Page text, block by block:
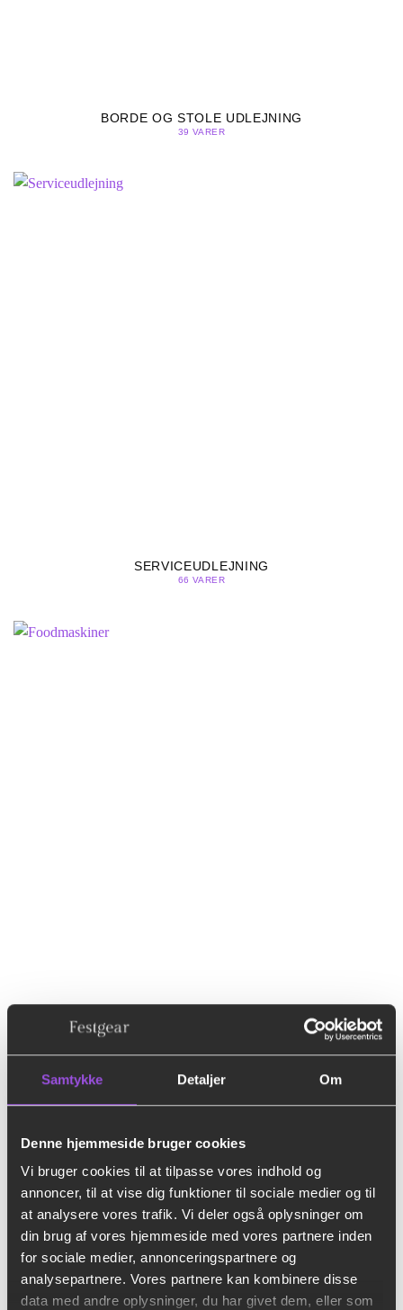
Samtykke Detaljer Om
Denne hjemmeside bruger cookies
Vi bruger cookies til at tilpasse vores indhold og
annoncer, til at vise dig funktioner til sociale medier og til
at analysere vores trafik. Vi deler også oplysninger om
din brug af vores hjemmeside med vores partnere inden
for sociale medier, annonceringspartnere og
analysepartnere. Vores partnere kan kombinere disse
data med andre oplysninger, du har givet dem, eller som
BORDE OG STOLE UDLEJNING
39 VARER
SERVICEUDLEJNING
66 VARER